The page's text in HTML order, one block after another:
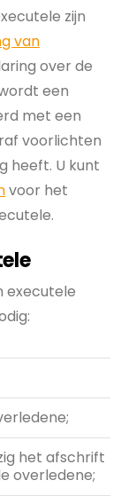
zijn
van
over de
een
met een
voorlichten
heeft. U kunt
voor het
executele
het afschrift
overledene;